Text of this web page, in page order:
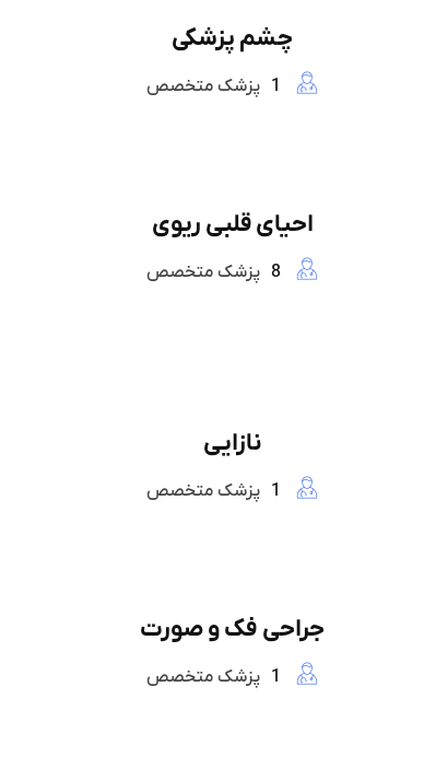
چشم پزشکی
1 پزشک متخصص
احیای قلبی ریوی
8 پزشک متخصص
نازایی
1 پزشک متخصص
جراحی فک و صورت
1 پزشک متخصص